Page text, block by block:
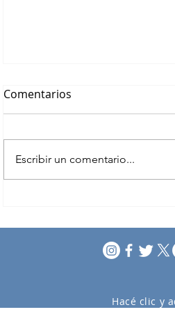
Bancada Maldonado
Comentarios
Escribir un comentario...
Hacé clic y